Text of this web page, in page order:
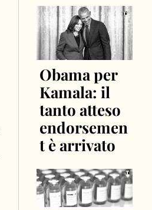
Obama per
Kamala: il
tanto atteso
endorsemen
t è arrivato